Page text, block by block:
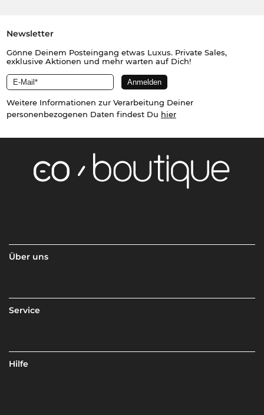
Newsletter
Gönne Deinem Posteingang etwas Luxus. Private Sales,
exklusive Aktionen und mehr warten auf Dich!
Weitere Informationen zur Verarbeitung Deiner
personenbezogenen Daten findest Du hier
Über uns
Service
Hilfe